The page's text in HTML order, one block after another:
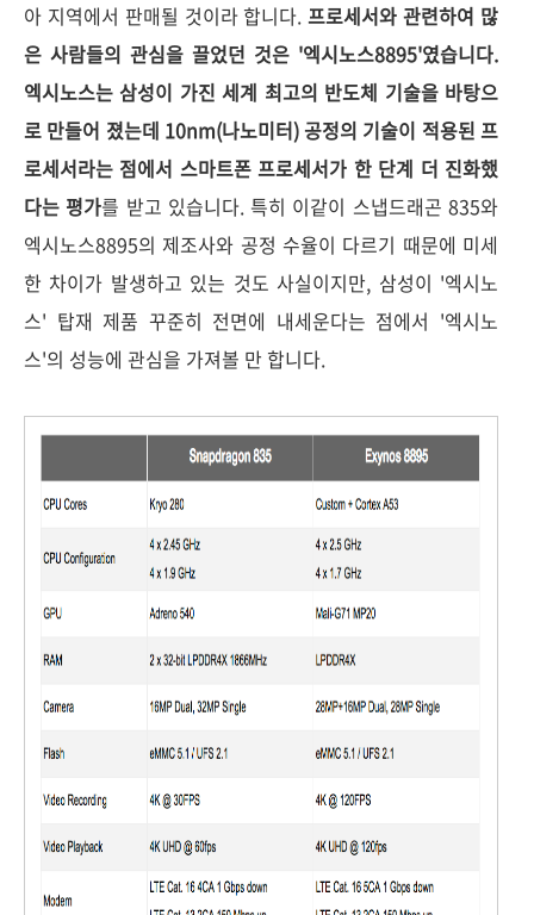
아 지역에서 판매될 것이라 합니다.프로세서와 관련하여 많
은 사람들의 관심을 끌었던 것은 '엑시노스8895'였습니다.
엑시노스는 삼성이 가진 세계 최고의 반도체 기술을 바탕으
로 만들어 졌는데 10nm(나노미터) 공정의 기술이 적용된 프
로세서라는 점에서 스마트폰 프로세서가 한 단계 더 진화했
다는 평가를 받고 있습니다. 특히 이같이 스냅드래곤 835와
엑시노스8895의 제조사와 공정 수율이 다르기 때문에 미세
한 차이가 발생하고 있는 것도 사실이지만, 삼성이 '엑시노
스' 탑재 제품 꾸준히 전면에 내세운다는 점에서 '엑시노
스'의 성능에 관심을 가져볼 만 합니다.